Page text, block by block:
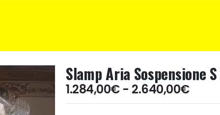
Slamp Aria Sospensione S
1.284,00€ - 2.640,00€Fascia
di